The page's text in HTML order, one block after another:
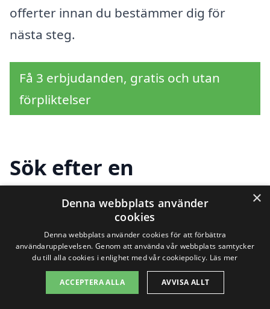
offerter innan du bestämmer dig för
nästa steg.
Få 3 erbjudanden, gratis och utan
förpliktelser
Sök efter en
professionell för
sanering i andra städer
nära Björke
Att hitta rätt företag försanering i Björke
×
Denna webbplats använder
cookies
Denna webbplats använder cookies för att förbättra
användarupplevelsen. Genom att använda vår webbplats samtycker
du till alla cookies i enlighet med vår cookiepolicy. Läs mer
ACCEPTERA ALLA AVVISA ALLT